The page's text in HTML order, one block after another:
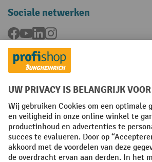
Sociale netwerken
Facebook
YouTubeLinkedInInstagram
Talen
FR NL
Algemene verkoopvoorwaarden